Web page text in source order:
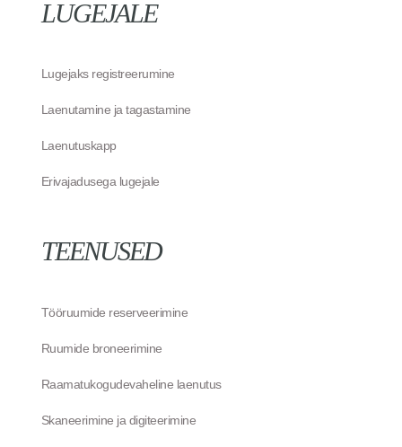
LUGEJALE
Lugejaks registreerumine
Laenutamine ja tagastamine
Laenutuskapp
Erivajadusega lugejale
TEENUSED
Tööruumide reserveerimine
Ruumide broneerimine
Raamatukogudevaheline laenutus
Skaneerimine ja digiteerimine